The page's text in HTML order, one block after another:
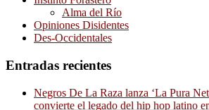
Alma del Río
Opiniones Disidentes
Des-Occidentales
Entradas recientes
Negros De La Raza lanza ‘La Pura
convierte el legado del hip hop latino